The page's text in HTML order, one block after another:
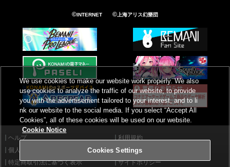
©INTERNET ©上海アリス幻樂団
ヘルプ
利用規約
個人情報等保護方針
外部送信について
特定商取引法に基づく表示
サイトポリシー
We use cookies to make our website work properly. We also
use cookies to analyze the traffic of our website, to provide
you with the advertisement tailored to your interest, and to li
nk our website to the social media. If you select “Accept All
Cookies”, all of these cookies will be used on our website.
Cookie Notice
Cookies Settings